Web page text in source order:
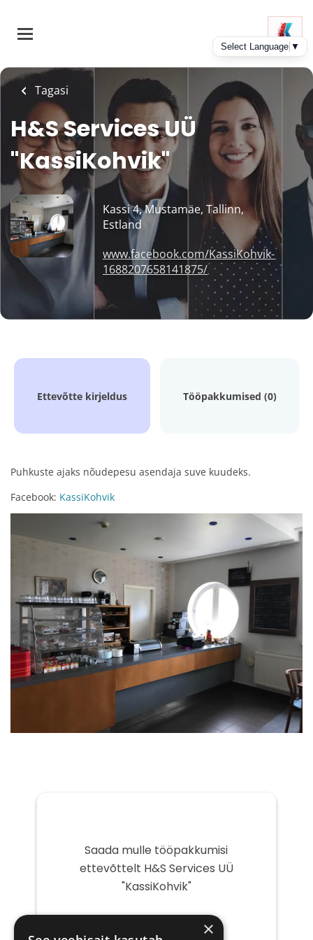
main
Tagasi
H&S Services UÜ
"KassiKohvik"
Kassi 4, Mustamäe, Tallinn,
Estland
www.facebook.com/KassiKohvik-
1688207658141875/
Ettevõtte kirjeldus Tööpakkumised (0)
Puhkuste ajaks nõudepesu asendaja suve kuudeks.
Facebook: KassiKohvik
Saada mulle tööpakkumisi
ettevõttelt H&S Services UÜ
"KassiKohvik"
×